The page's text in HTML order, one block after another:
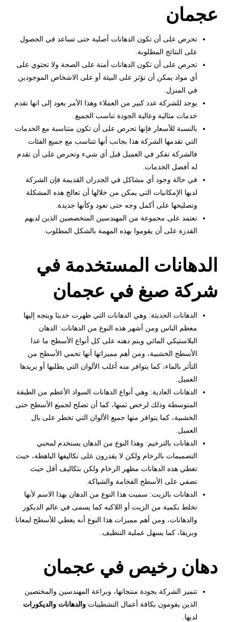
عجمان
تحرص على أن تكون الدهانات أصلية حتى تساعد في الحصول
على النتائج المطلوبة.
تحرص على أن تكون الدهانات أمنة على الصحة ولا تحتوي على
أي مواد يمكن أن تؤثر على البيئة أو على الاشخاص الموجودين
في المنزل.
يوجد للشركة عدد كبير من العملاء وهذا الأمر يعود إلى انها تقدم
خدمات مثالية وعالية الجودة تناسب الجميع.
بالنسبة للأسعار فإنها تحرص على أن تكون متناسبة مع الخدمات
التي تقدمها الشركة هذا بجانب أنها تتناسب مع جميع الفئات
فالشركة تفكر في العميل قبل أي شيء وتحرص على أن تقدم
له أفضل الخدمات.
في حالة وجود أي مشاكل في الجدران القديمة فإن الشركة
لديها الإمكانيات التي يمكن من خلالها أن تعالج هذه المشكلة
وتصليحها على أكمل وجه حتى تعود وكأنها جديدة.
تعتمد على مجموعة من المهندسين المتخصصين الذين لديهم
القدرة على أن يقوموا بهذه المهمة بالشكل المطلوب.
الدهانات المستخدمة في
شركة صبغ في عجمان
الدهانات الحديثة: وهي الدهانات التي ظهرت حديثا ويتجه إليها
معظم الناس ومن أشهر هذه النوع من الدهانات: الدهان
البلاستيكي المائي ويتم دهنه على كل أنواع الأسطح ما عدا
الأسطح الخشبية، ومن أهم مميزاتها أنها تحمي الأسطح من
التأثر بالماء، كما يتوافر منه أغلب الألوان التي يطلبها أو يريدها
العميل.
الدهانات العادية: وهي أنواع الدهانات السواد الأعظم من الطبقة
المتوسطة وذلك لرخص ثمنها، كما أن تصلح لجميع الأسطح حتى
الخشبية، كما يتوافر منها جميع الألوان التي تخطر على بال
العميل.
الدهانات بالترخيم: وهذا النوع من الدهان يستخدم لمحبي
التصميمات بالرخام ولكن لا يقدرون على تكاليفها الباهظة، حيث
تعطي هذه الدهانات مظهر الرخام ولكن بتكاليف أقل حيث
تضفي على الأسطح الفخامة والشياكة.
الدهانات بالزيت: سميت هذا النوع من الدهان بهذا الاسم لأنها
تخلط بكمية من الزيت أو اللاكيه كما يسمى في عالم الديكور
والدهانات، ومن أهم مميزات هذا النوع أنه يعطي للأسطح لمعانا
وبريقا، كما يسهل عملية التنظيف.
دهان رخيص في عجمان
تتميز الشركة بجودة منتجاتها، وبراعة المهندسين والمختصين
الذين يقومون بكافة أعمال التشطيباتوالدهانات والديكورات
لديها.